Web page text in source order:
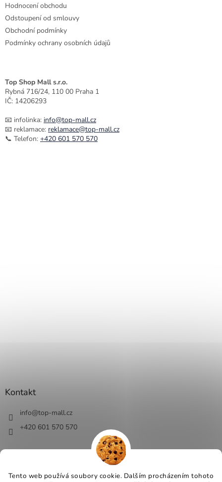
Tento web používá soubory cookie. Dalším procházením tohoto
Hodnocení obchodu
Odstoupení od smlouvy
Obchodní podmínky
Podmínky ochrany osobních údajů
Top Shop Mall s.r.o.
Rybná 716/24, 110 00 Praha 1
IČ: 14206293
📧 infolinka: info@top-mall.cz
📧 reklamace: reklamace@top-mall.cz
📞 Telefon: +420 601 570 570
Kontakt
info@top-mall.cz
+420 601 570 570